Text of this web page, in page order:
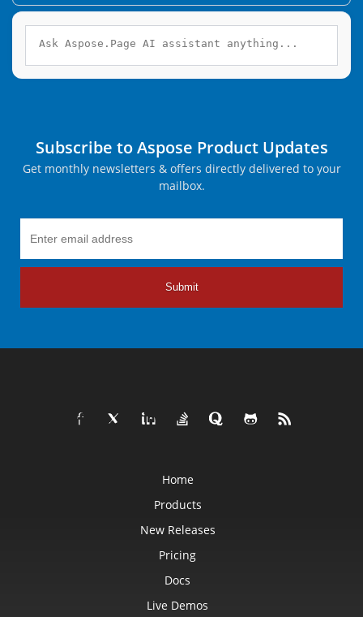
Subscribe to Aspose Product Updates
Get monthly newsletters & offers directly delivered to your
mailbox.
Submit
Home
Products
New Releases
Pricing
Docs
Live Demos